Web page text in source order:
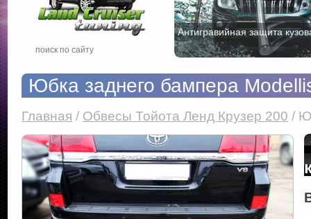
Новая эффективная
разработка!
Юбка заднего бампера
Главная / Обвесы Тойота Ленд Крузер 200 /